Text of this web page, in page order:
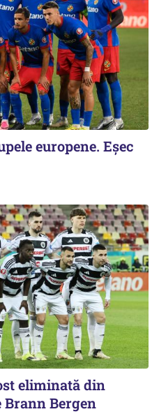
europene. Eşec
eliminată din
Brann Bergen